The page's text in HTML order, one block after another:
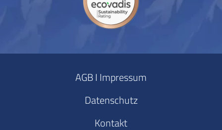
AGB I Impressum
Datenschutz
Kontakt